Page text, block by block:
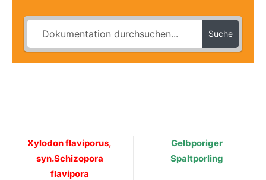
Suche
Xylodon flaviporus,
syn.Schizopora
flavipora
Gelbporiger
Spaltporling